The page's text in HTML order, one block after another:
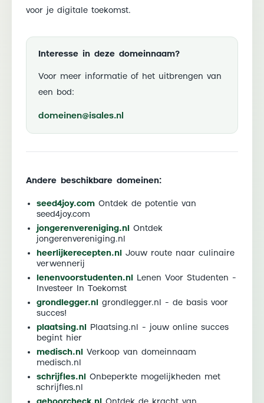
voor je digitale toekomst.
Interesse in deze domeinnaam?
Voor meer informatie of het uitbrengen van
een bod:
domeinen@isales.nl
Andere beschikbare domeinen:
seed4joy.com Ontdek de potentie van
seed4joy.com
jongerenvereniging.nl
Ontdek
jongerenvereniging.nl
heerlijkerecepten.nl
Jouw route naar culinaire
verwennerij
lenenvoorstudenten.nl
Lenen Voor Studenten -
Investeer In Toekomst
grondlegger.nl
grondlegger.nl - de basis voor
succes!
plaatsing.nl
Plaatsing.nl - jouw online succes
begint hier
medisch.nl
Verkoop van domeinnaam
medisch.nl
schrijfles.nl
Onbeperkte mogelijkheden met
schrijfles.nl